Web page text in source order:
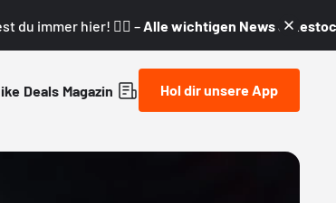
du immer hier! 👇🏼 – Alle wichtigen News &
Deals Magazin Hol dir unsere App